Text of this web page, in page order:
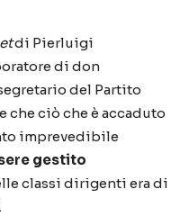
di Pierluigi
di don
del Partito
che ciò che è accaduto
imprevedibile
gestito
classi dirigenti era di